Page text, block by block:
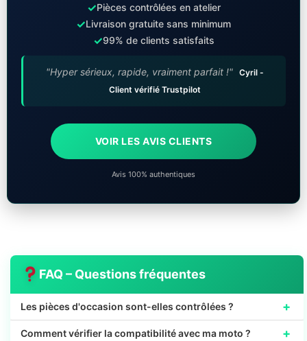
✓Pièces contrôlées en atelier
✓Livraison gratuite sans minimum
✓99% de clients satisfaits
"Hyper sérieux, rapide, vraiment parfait !" Cyril -
Client vérifié Trustpilot
VOIR LES AVIS CLIENTS
Avis 100% authentiques
FAQ – Questions fréquentes
Les pièces d'occasion sont-elles contrôlées ? +
Comment vérifier la compatibilité avec ma moto ? +